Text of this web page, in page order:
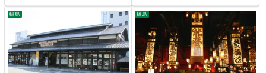
輪島 輪島